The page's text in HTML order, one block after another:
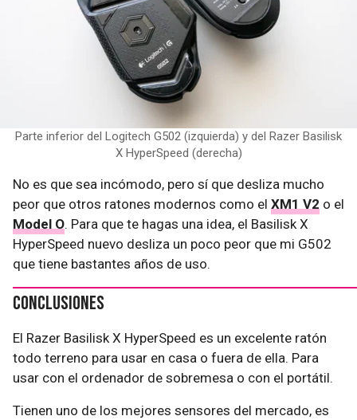
Parte inferior del Logitech G502 (izquierda) y del Razer Basilisk
X HyperSpeed (derecha)
No es que sea incómodo, pero sí que desliza mucho
peor que otros ratones modernos como el XM1 V2 o el
Model O. Para que te hagas una idea, el Basilisk X
HyperSpeed nuevo desliza un poco peor que mi G502
que tiene bastantes años de uso.
Conclusiones
El Razer Basilisk X HyperSpeed es un excelente ratón
todo terreno para usar en casa o fuera de ella. Para
usar con el ordenador de sobremesa o con el portátil.
Tienen uno de los mejores sensores del mercado, es